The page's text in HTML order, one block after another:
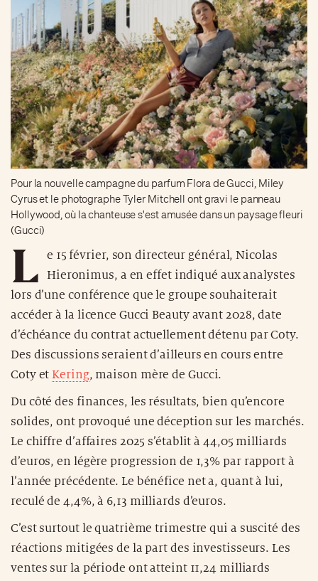
Pour la nouvelle campagne du parfum Flora de Gucci, Miley
Cyrus et le photographe Tyler Mitchell ont gravi le panneau
Hollywood, où la chanteuse s'est amusée dans un paysage fleuri
(Gucci)
L
e 15 février, son directeur général, Nicolas
Hieronimus, a en effet indiqué aux analystes
lors d’une conférence que le groupe souhaiterait
accéder à la licence Gucci Beauty avant 2028, date
d’échéance du contrat actuellement détenu par Coty.
Des discussions seraient d’ailleurs en cours entre
Coty etKering, maison mère de Gucci.
Du côté des finances, les résultats, bien qu’encore
solides, ont provoqué une déception sur les marchés.
Le chiffre d’affaires 2025 s’établit à 44,05 milliards
d’euros, en légère progression de 1,3% par rapport à
l’année précédente. Le bénéfice net a, quant à lui,
reculé de 4,4%, à 6,13 milliards d’euros.
C’est surtout le quatrième trimestre qui a suscité des
réactions mitigées de la part des investisseurs. Les
ventes sur la période ont atteint 11,24 milliards